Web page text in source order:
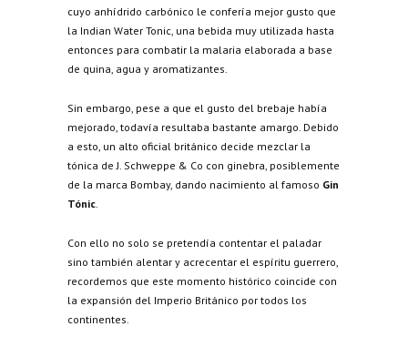
cuyo anhídrido carbónico le confería mejor gusto que
la Indian Water Tonic, una bebida muy utilizada hasta
entonces para combatir la malaria elaborada a base
de quina, agua y aromatizantes.
Sin embargo, pese a que el gusto del brebaje había
mejorado, todavía resultaba bastante amargo. Debido
a esto, un alto oficial británico decide mezclar la
tónica de J. Schweppe & Co con ginebra, posiblemente
de la marca Bombay, dando nacimiento al famoso Gin
Tónic.
Con ello no solo se pretendía contentar el paladar
sino también alentar y acrecentar el espíritu guerrero,
recordemos que este momento histórico coincide con
la expansión del Imperio Británico por todos los
continentes.